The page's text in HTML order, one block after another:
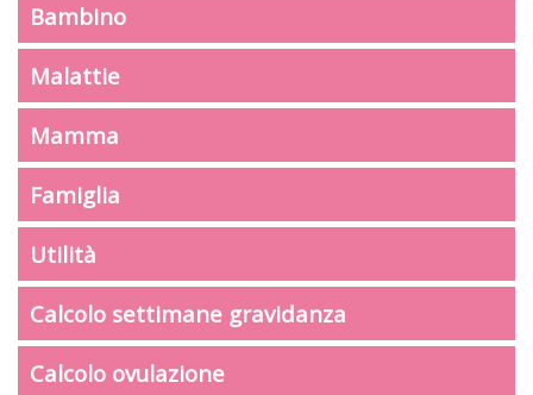
Bambino
Malattie
Mamma
Famiglia
Utilità
Calcolo settimane gravidanza
Calcolo ovulazione